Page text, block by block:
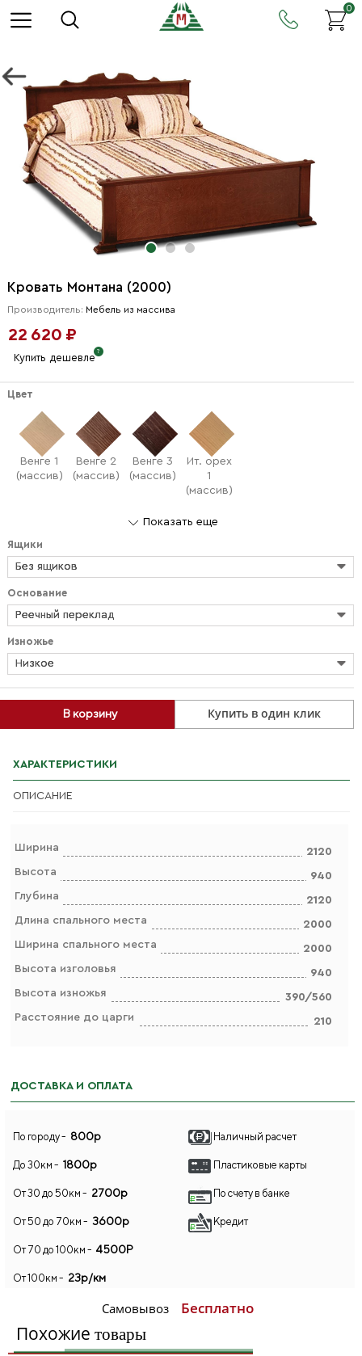
0
Кровать Монтана (2000)
Производитель: Мебель из массива
22 620 ₽
Купить дешевле
В корзину Купить в один клик
Цвет
Венге 1
(массив)
Венге 2
(массив)
Венге 3
(массив)
Ит. орех
1
(массив)
Показать еще
Ящики
Без ящиков
Основание
Реечный переклад
Изножье
Низкое
ХАРАКТЕРИСТИКИ
ОПИСАНИЕ
Ширина
2120
Высота
940
Глубина
2120
Длина спального места
2000
Ширина спального места
2000
Высота изголовья
940
Высота изножья
390/560
Расстояние до царги
210
ДОСТАВКА И ОПЛАТА
По городу - 800р
До 30км - 1800р
От 30 до 50км - 2700р
От 50 до 70км - 3600р
От 70 до 100км - 4500Р
От 100км - 23р/км
Самовывоз Бесплатно
Наличный расчет
Пластиковые карты
По счету в банке
Кредит
Похожие товары